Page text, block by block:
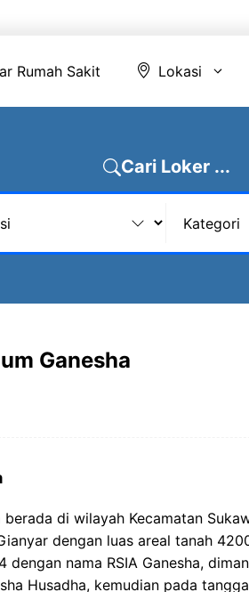
Rumah Sakit Lokasi
Cari Loker ...
Ganesha
berada di wilayah Kecamatan
dengan luas areal tanah
nama RSIA Ganesha,
Husadha, kemudian pada